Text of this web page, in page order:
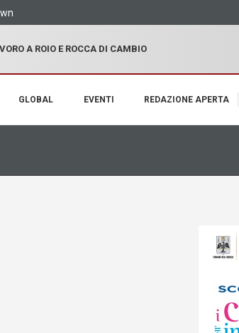
A ROIO E ROCCA DI CAMBIO
GLOBAL EVENTI REDAZIONE APERTA